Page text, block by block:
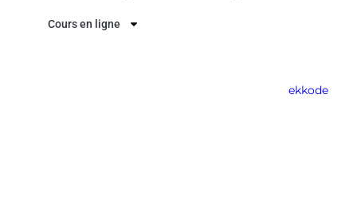
Cours en ligne
ekkode